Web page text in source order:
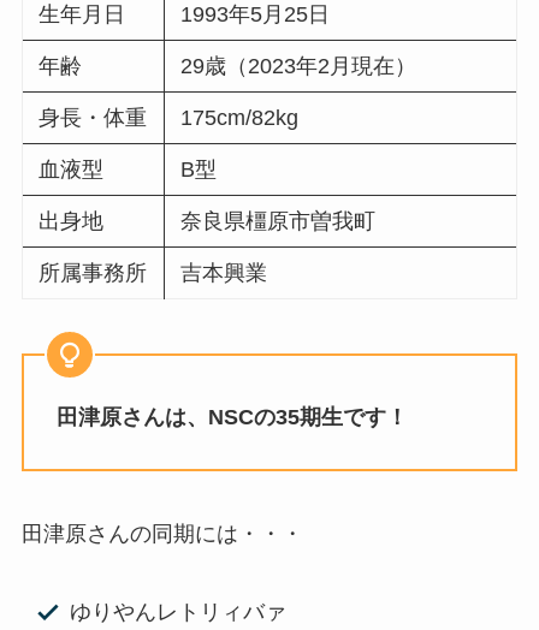
生年月日 1993年5月25日
年齢 29歳（2023年2月現在）
身長・体重 175cm/82kg
血液型 B型
出身地 奈良県橿原市曽我町
所属事務所 吉本興業
田津原さんは、NSCの35期生です！
田津原さんの同期には・・・
ゆりやんレトリィバァ